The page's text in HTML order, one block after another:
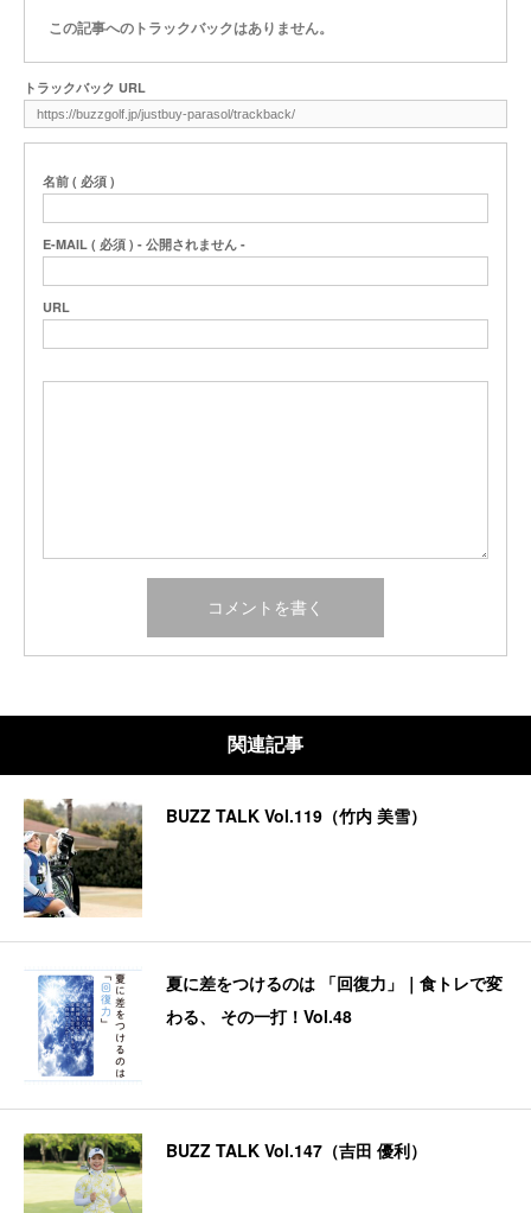
この記事へのトラックバックはありません。
トラックバック URL
名前 ( 必須 )
E-MAIL ( 必須 ) - 公開されません -
URL
関連記事
BUZZ TALK Vol.119（竹内 美雪）
夏に差をつけるのは 「回復力」｜食トレで変
わる、 その一打！Vol.48
BUZZ TALK Vol.147（吉田 優利）